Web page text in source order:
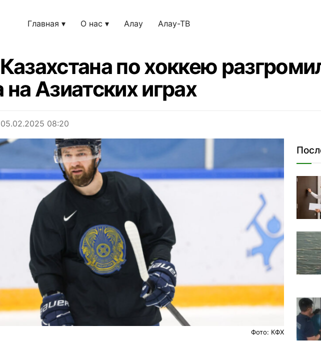
Главная О нас Алау Алау-ТВ
по хоккею
Азиатских играх
08:20
Фото: КФХ